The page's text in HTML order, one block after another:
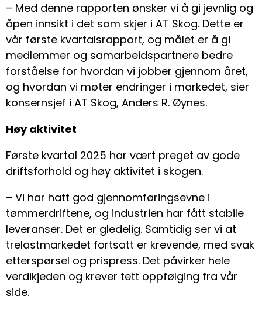
– Med denne rapporten ønsker vi å gi jevnlig og
åpen innsikt i det som skjer i AT Skog. Dette er
vår første kvartalsrapport, og målet er å gi
medlemmer og samarbeidspartnere bedre
forståelse for hvordan vi jobber gjennom året,
og hvordan vi møter endringer i markedet, sier
konsernsjef i AT Skog, Anders R. Øynes.
Høy aktivitet
Første kvartal 2025 har vært preget av gode
driftsforhold og høy aktivitet i skogen.
– Vi har hatt god gjennomføringsevne i
tømmerdriftene, og industrien har fått stabile
leveranser. Det er gledelig. Samtidig ser vi at
trelastmarkedet fortsatt er krevende, med svak
etterspørsel og prispress. Det påvirker hele
verdikjeden og krever tett oppfølging fra vår
side.